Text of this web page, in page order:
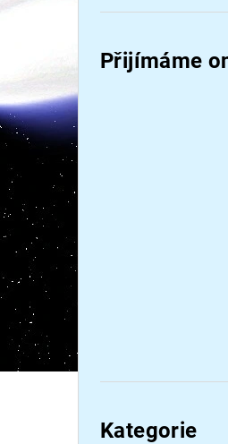
Přijímáme
Kategorie